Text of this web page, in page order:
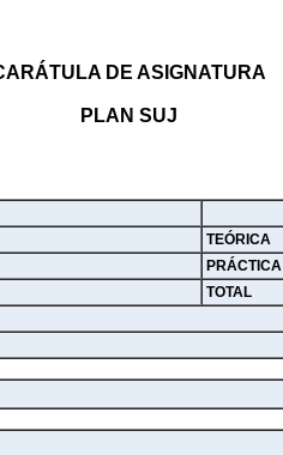
DE ASIGNATURA
PLAN SUJ
TEÓRICA
PRÁCTICA
TOTAL